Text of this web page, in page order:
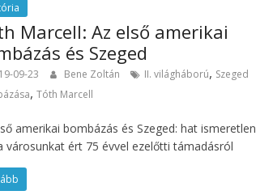
Marcell: Az első amerikai
és Szeged
09-23 Bene Zoltán II. világháború, Szeged
, Tóth Marcell
amerikai bombázás és Szeged: hat ismeretlen
városunkat ért 75 évvel ezelőtti támadásról